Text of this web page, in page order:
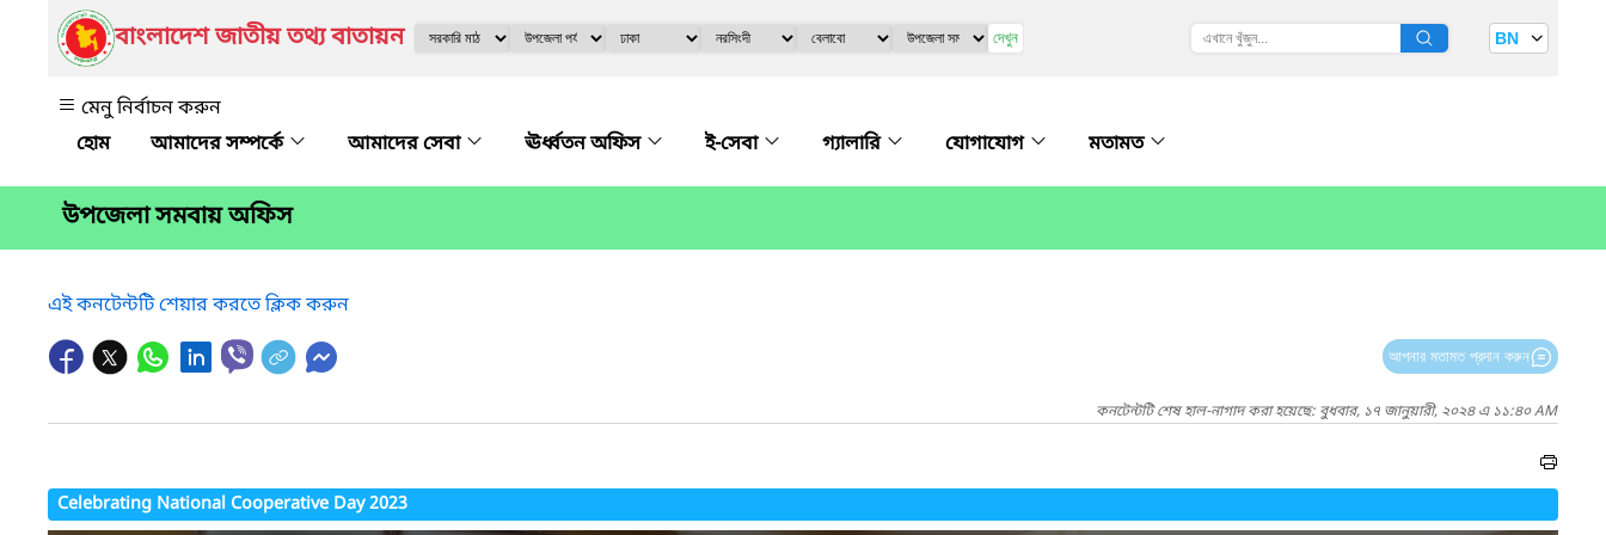
বাংলাদেশ জাতীয় তথ্য বাতায়ন দেখুন BN
মেনু নির্বাচন করুন
আমাদের সম্পর্কে
আমাদের সেবা ঊর্ধ্বতন অফিস ই-সেবা গ্যালারি যোগাযোগ মতামত
উপজেলা সমবায় অফিস
এই কনটেন্টটি শেয়ার করতে ক্লিক করুন
আপনার মতামত প্রদান করুন
কনটেন্টটি শেষ হাল-নাগাদ করা হয়েছে: বুধবার, ১৭ জানুয়ারী, ২০২৪ এ ১১:৪০ AM
Celebrating National Cooperative Day 2023